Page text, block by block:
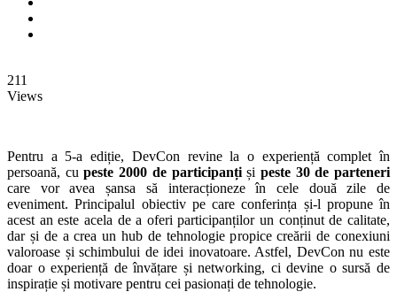
211
Views
Pentru a 5-a ediție, DevCon revine la o experiență complet în
persoană, cupeste 2000 de participanțiși peste 30 de parteneri
care vor avea șansa să interacționeze în cele două zile de
eveniment. Principalul obiectiv pe care conferința și-l propune în
acest an este acela de a oferi participanților un conținut de calitate,
dar și de a crea un hub de tehnologie propice creării de conexiuni
valoroase și schimbului de idei inovatoare. Astfel, DevCon nu este
doar o experiență de învățare și networking, ci devine o sursă de
inspirație și motivare pentru cei pasionați de tehnologie.